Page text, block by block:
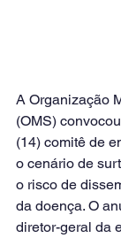
A Organização
(OMS)
(14) comitê de
o cenário de
o risco de
da doença. O
diretor-geral da